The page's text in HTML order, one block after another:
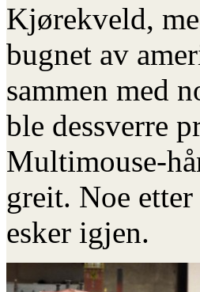
Kjørekveld,
bugnet av
sammen med
ble dessverre
Multimouse-
greit. Noe
esker igjen.